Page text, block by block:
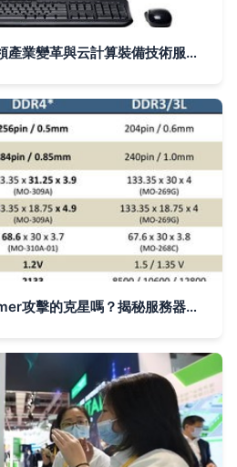
思科互聯網技術創新引領產業變革與云計算裝備技術服務升級
DDR4內存是Rowhammer攻擊的克星嗎？揭秘服務器云計算環境下的內存安全防線